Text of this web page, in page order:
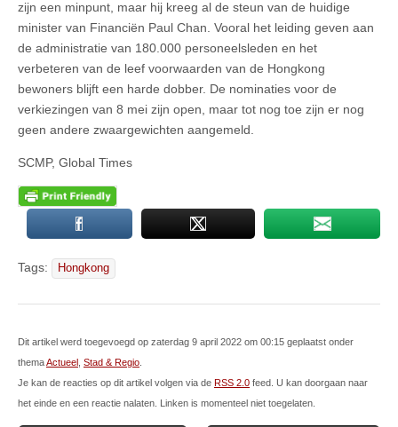
zijn een minpunt, maar hij kreeg al de steun van de huidige
minister van Financiën Paul Chan. Vooral het leiding geven aan
de administratie van 180.000 personeelsleden en het
verbeteren van de leef voorwaarden van de Hongkong
bewoners blijft een harde dobber. De nominaties voor de
verkiezingen van 8 mei zijn open, maar tot nog toe zijn er nog
geen andere zwaargewichten aangemeld.
SCMP, Global Times
Tags: Hongkong
Dit artikel werd toegevoegd op zaterdag 9 april 2022 om 00:15 geplaatst onder
themaActueel Stad & Regio
Je kan de reacties op dit artikel volgen via de RSS 2.0 feed. U kan doorgaan naar
het einde en een reactie nalaten. Linken is momenteel niet toegelaten.